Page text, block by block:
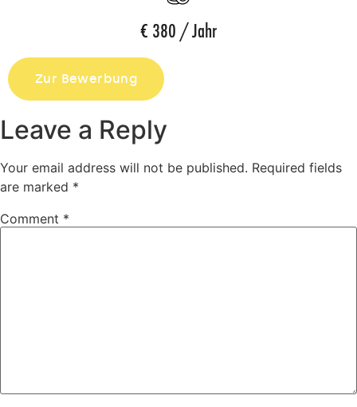
€ 380 / Jahr
Zur Bewerbung
Leave a Reply
Your email address will not be published. Required fields
are marked *
Comment *